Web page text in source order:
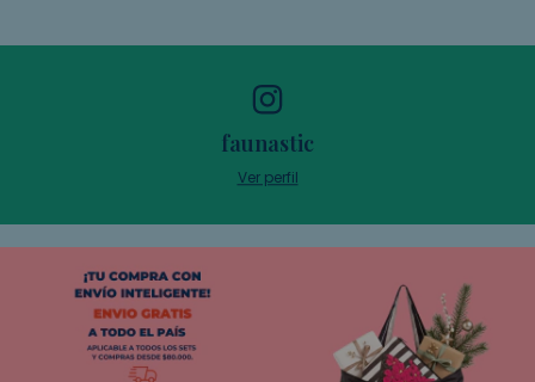
faunastic
Ver perfil